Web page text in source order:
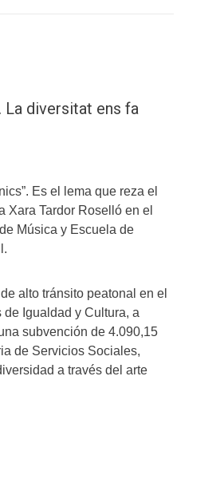
La diversitat ens fa
Es el lema que reza el
Xara Tardor Roselló en el
Música y Escuela de
alto tránsito peatonal en el
Igualdad y Cultura, a
subvención de 4.090,15
de Servicios Sociales,
a través del arte